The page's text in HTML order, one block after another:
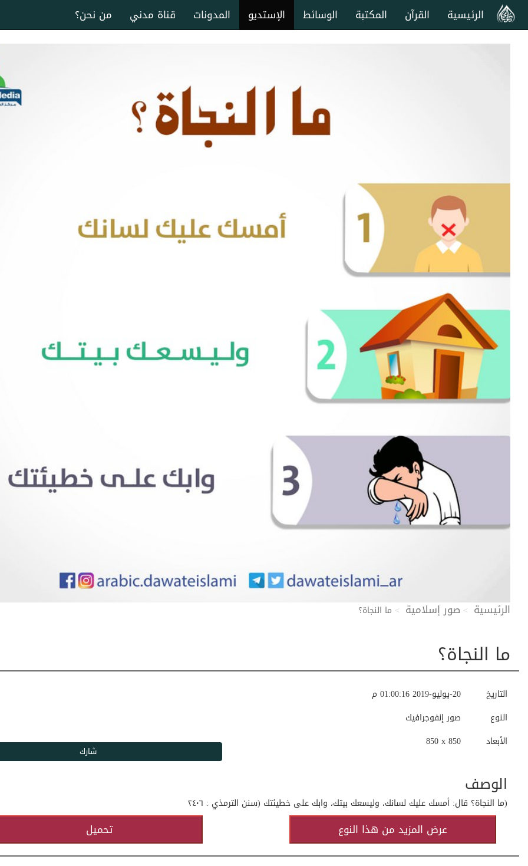
من نحن؟ قناة مدني المدونات الإستديو الوسائط المكتبة القرآن الرئيسية
الرئيسية صور إسلامية ما النجاة؟
ما النجاة؟
20-يوليو-2019 01:00:16 م
التاريخ
صور إنفوجرافيك
النوع
850 x 850
الأبعاد
الوصف
(ما النجاة؟ قال: أمسك عليك لسانك، وليسعك بيتك، وابك على خطيئتك (سنن الترمذي : ٢٤٠٦
تحميل عرض المزيد من هذا النوع